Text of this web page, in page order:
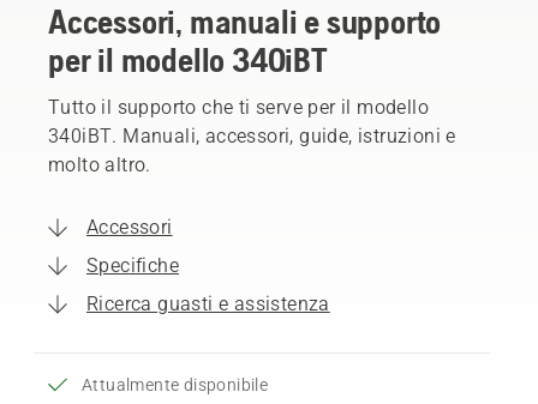
Accessori, manuali e supporto
per il modello 340iBT
Tutto il supporto che ti serve per il modello
340iBT. Manuali, accessori, guide, istruzioni e
molto altro.
Accessori
Specifiche
Ricerca guasti e assistenza
Attualmente disponibile